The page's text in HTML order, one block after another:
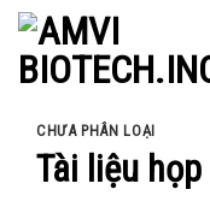
Skip
content
CHƯA PHÂN LOẠI
Tài liệu